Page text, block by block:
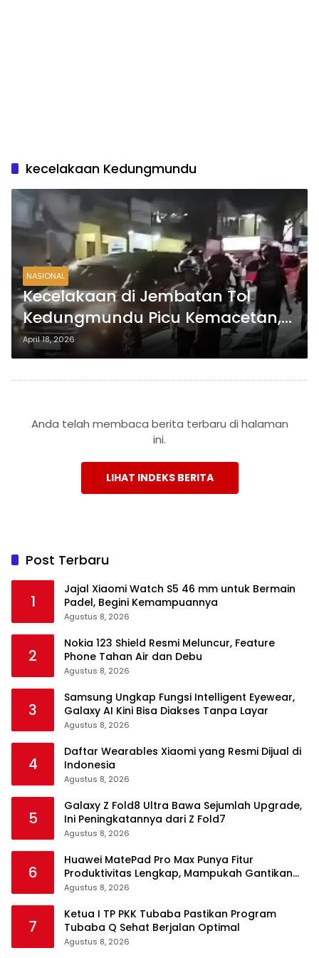
kecelakaan Kedungmundu
NASIONAL
Kecelakaan di Jembatan Tol
Kedungmundu Picu Kemacetan,
Warga Sempat Berkerumun
April 18, 2026
Anda telah membaca berita terbaru di halaman
ini.
LIHAT INDEKS BERITA
Post Terbaru
1
Jajal Xiaomi Watch S5 46 mm untuk Bermain
Padel, Begini Kemampuannya
Agustus 8, 2026
2
Nokia 123 Shield Resmi Meluncur, Feature
Phone Tahan Air dan Debu
Agustus 8, 2026
3
Samsung Ungkap Fungsi Intelligent Eyewear,
Galaxy AI Kini Bisa Diakses Tanpa Layar
Agustus 8, 2026
4
Daftar Wearables Xiaomi yang Resmi Dijual di
Indonesia
Agustus 8, 2026
5
Galaxy Z Fold8 Ultra Bawa Sejumlah Upgrade,
Ini Peningkatannya dari Z Fold7
Agustus 8, 2026
6
Huawei MatePad Pro Max Punya Fitur
Produktivitas Lengkap, Mampukah Gantikan
Laptop?
Agustus 8, 2026
7
Ketua I TP PKK Tubaba Pastikan Program
Tubaba Q Sehat Berjalan Optimal
Agustus 8, 2026